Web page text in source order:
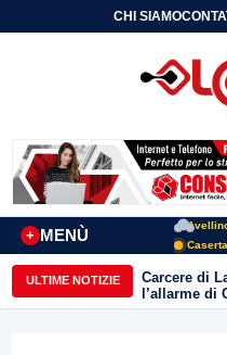
CHI SIAMO
MENÙ
+
ULTIME NOTIZIE
Carcere di
l’allarme di